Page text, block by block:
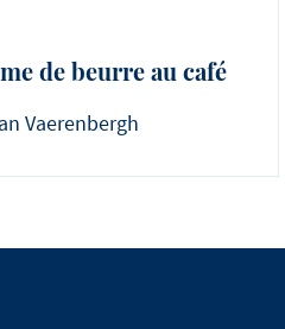
de beurre au café
Vaerenbergh